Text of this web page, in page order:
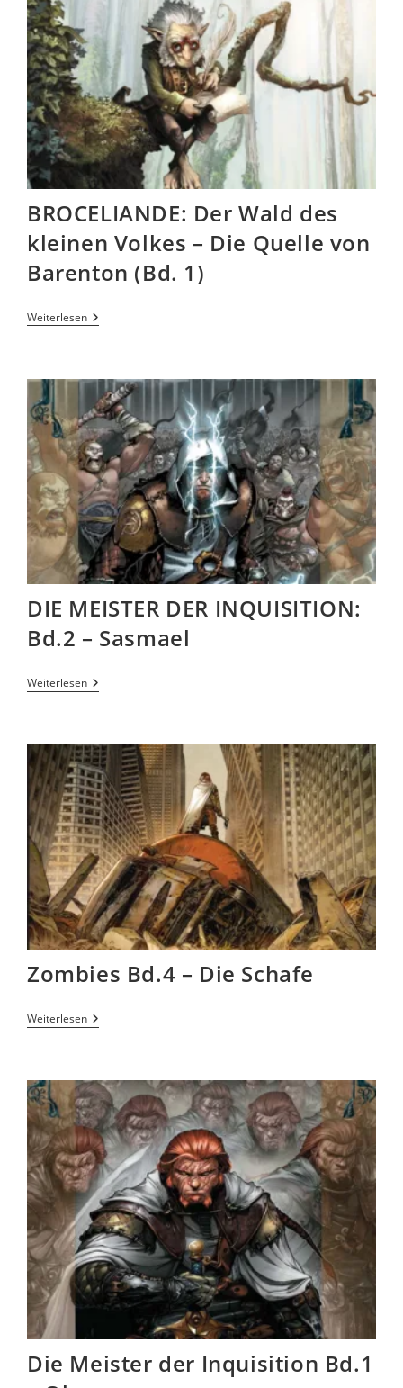
BROCELIANDE: Der Wald des
kleinen Volkes – Die Quelle von
Barenton (Bd. 1)
Weiterlesen
DIE MEISTER DER INQUISITION:
Bd.2 – Sasmael
Weiterlesen
Zombies Bd.4 – Die Schafe
Weiterlesen
Die Meister der Inquisition Bd.1